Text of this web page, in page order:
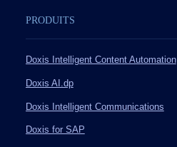
PRODUITS
Doxis Intelligent Content Automation
Doxis AI.dp
Doxis Intelligent Communications
Doxis for SAP